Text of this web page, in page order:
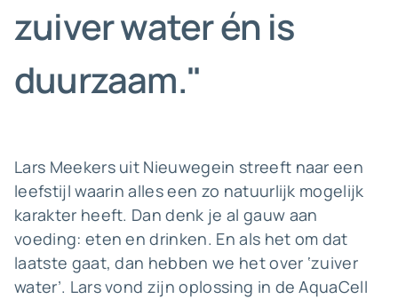
zuiver water én is
duurzaam."
Lars Meekers uit Nieuwegein streeft naar een
leefstijl waarin alles een zo natuurlijk mogelijk
karakter heeft. Dan denk je al gauw aan
voeding: eten en drinken. En als het om dat
laatste gaat, dan hebben we het over ‘zuiver
water’. Lars vond zijn oplossing in de AquaCell